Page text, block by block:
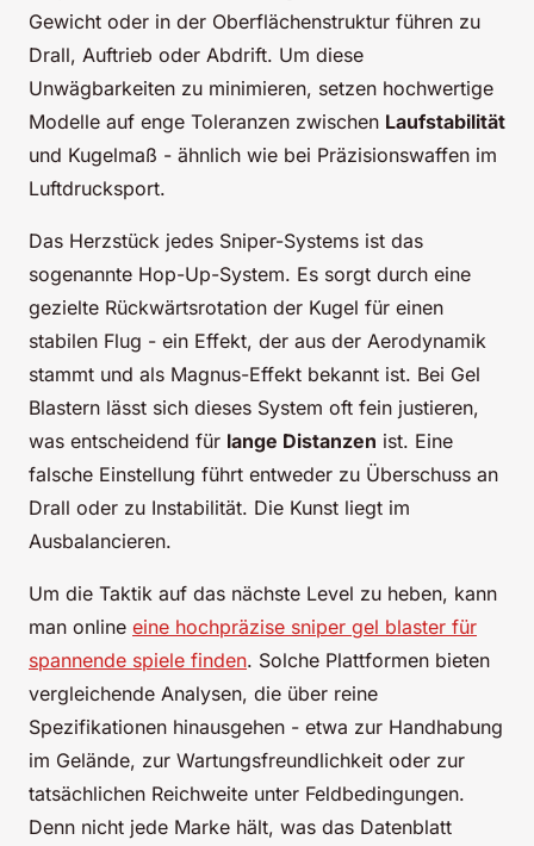
Gewicht oder in der Oberflächenstruktur führen zu
Drall, Auftrieb oder Abdrift. Um diese
Unwägbarkeiten zu minimieren, setzen hochwertige
Modelle auf enge Toleranzen zwischen Laufstabilität
und Kugelmaß - ähnlich wie bei Präzisionswaffen im
Luftdrucksport.
Das Herzstück jedes Sniper-Systems ist das
sogenannte Hop-Up-System. Es sorgt durch eine
gezielte Rückwärtsrotation der Kugel für einen
stabilen Flug - ein Effekt, der aus der Aerodynamik
stammt und als Magnus-Effekt bekannt ist. Bei Gel
Blastern lässt sich dieses System oft fein justieren,
was entscheidend für lange Distanzen ist. Eine
falsche Einstellung führt entweder zu Überschuss an
Drall oder zu Instabilität. Die Kunst liegt im
Ausbalancieren.
Um die Taktik auf das nächste Level zu heben, kann
man online eine hochpräzise sniper gel blaster für
spannende spiele finden. Solche Plattformen bieten
vergleichende Analysen, die über reine
Spezifikationen hinausgehen - etwa zur Handhabung
im Gelände, zur Wartungsfreundlichkeit oder zur
tatsächlichen Reichweite unter Feldbedingungen.
Denn nicht jede Marke hält, was das Datenblatt